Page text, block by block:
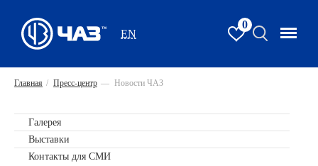
EN
0
Главная / Пресс-центр — Новости ЧАЗ
Галерея
Выставки
Контакты для СМИ